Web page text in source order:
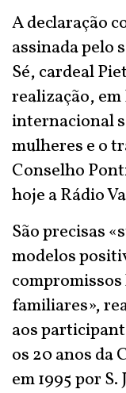
A declaração
assinada pelo
Sé, cardeal
realização,
internacional
mulheres e o
Conselho
hoje a Rádio
São precisas
modelos
compromissos
familiares»,
aos
os 20 anos da
em 1995 por